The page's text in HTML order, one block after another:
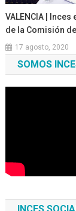
VALENCIA |
de la Comisión
17 agosto, 2020
SOMOS